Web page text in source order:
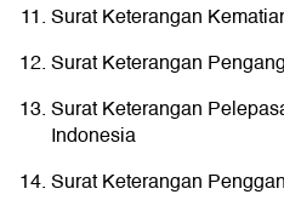
Surat Keterangan
Surat Keterangan
Surat Keterangan
Indonesia
Surat Keterangan